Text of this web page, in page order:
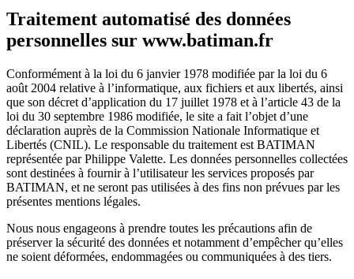
Traitement automatisé des données
personnelles sur www.batiman.fr
Conformément à la loi du 6 janvier 1978 modifiée par la loi du 6
août 2004 relative à l’informatique, aux fichiers et aux libertés, ainsi
que son décret d’application du 17 juillet 1978 et à l’article 43 de la
loi du 30 septembre 1986 modifiée, le site a fait l’objet d’une
déclaration auprès de la Commission Nationale Informatique et
Libertés (CNIL). Le responsable du traitement est BATIMAN
représentée par Philippe Valette. Les données personnelles collectées
sont destinées à fournir à l’utilisateur les services proposés par
BATIMAN, et ne seront pas utilisées à des fins non prévues par les
présentes mentions légales.
Nous nous engageons à prendre toutes les précautions afin de
préserver la sécurité des données et notamment d’empêcher qu’elles
ne soient déformées, endommagées ou communiquées à des tiers.